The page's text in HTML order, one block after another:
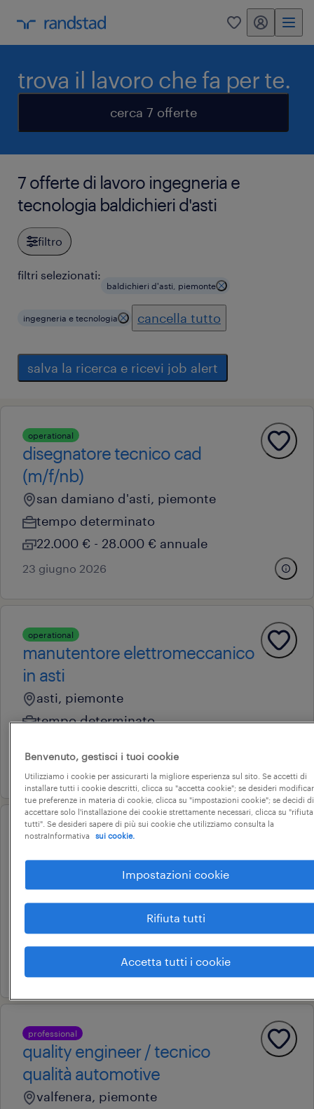
0 my randstad
trova il lavoro che fa per te.
cerca 7 offerte
7 offerte di lavoro ingegneria e
tecnologia baldichieri d'asti
filtro
filtri selezionati:
baldichieri d'asti, piemonte
ingegneria e tecnologia cancella tutto
salva la ricerca e ricevi job alert
operational
disegnatore tecnico cad
(m/f/nb)
san damiano d'asti, piemonte
tempo determinato
22.000 € - 28.000 € annuale
23 giugno 2026
operational
manutentore elettromeccanico
in asti
asti, piemonte
tempo determinato
operational
tempo determinato
professional
quality engineer / tecnico
qualità automotive
valfenera, piemonte
Benvenuto, gestisci i tuoi cookie
Utilizziamo i cookie per assicurarti la migliore esperienza sul sito. Se accetti di
installare tutti i cookie descritti, clicca su "accetta cookie"; se desideri
tue preferenze in materia di cookie, clicca su "impostazioni cookie"; se decidi di
accettare solo l'installazione dei cookie strettamente necessari, clicca su "rifiuta
tutti". Se desideri sapere di più sui cookie che utilizziamo consulta la
nostraInformativa
sui cookie.
Impostazioni cookie
Rifiuta tutti
Accetta tutti i cookie